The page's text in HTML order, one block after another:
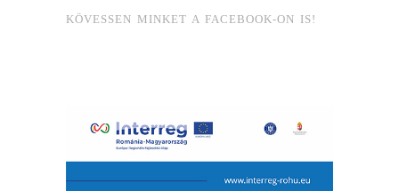
KÖVESSEN MINKET A FACEBOOK-ON IS!